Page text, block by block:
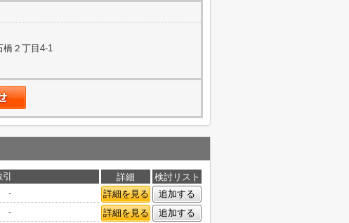
橋２丁目4-1
詳細
検討リスト
- 詳細を見る
追加する
- 詳細を見る 追加する